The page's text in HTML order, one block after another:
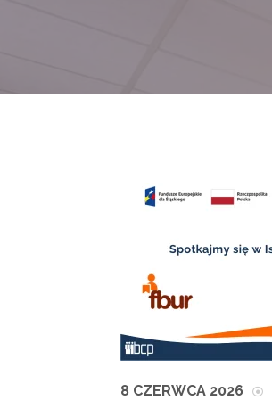
8 CZERWCA 2026